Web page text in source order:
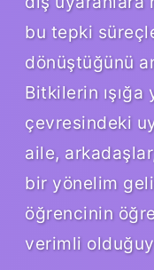
bu tepki
dönüştüğünü
Bitkilerin
çevresindeki
aile,
bir yönelim
öğrencinin
verimli